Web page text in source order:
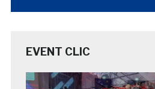
EVENT CLIC